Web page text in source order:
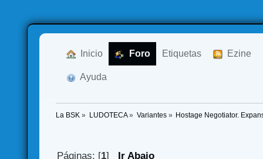
Inicio Foro Etiquetas Ezine
Ayuda
La BSK » LUDOTECA» Variantes» Hostage Negotiator.
Páginas: [1] Ir Abajo